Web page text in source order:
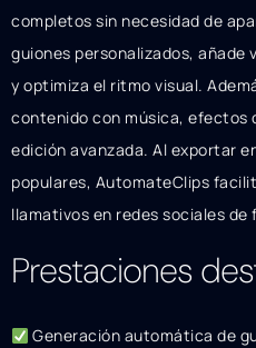
completos sin necesidad de
guiones personalizados,
y optimiza el ritmo visual.
contenido con música, efectos
edición avanzada. Al exportar
populares, AutomateClips
llamativos en redes sociales
Prestaciones
Generación automática de